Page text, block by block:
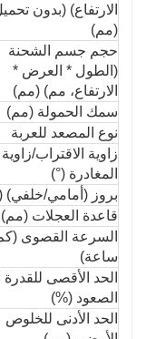
الارتفاع) (بدون
(مم)
حجم جسم الشحنة
(الطول * العرض *
الارتفاع، مم) (مم)
سمك الحمولة (مم)
نوع المصعد للعربة
زاوية الاقتراب/زاوية
المغادرة (°)
بروز (أمامي/خلفي)
قاعدة العجلات (مم)
السرعة القصوى
ساعة)
الحد الأقصى
الصعود (%)
الحد الأدنى للخلوص